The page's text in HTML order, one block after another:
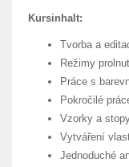
Kursinhalt:
Tvorba a
Režimy
Práce s
Pokročilé
Vzorky a
Vytváření
Jednoduché